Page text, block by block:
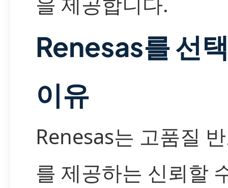
Renesas를 선
이유
Renesas는 고품질
를 제공하는 신뢰할